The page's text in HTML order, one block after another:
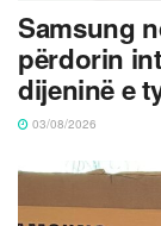
Samsung
përdorin
dijeninë e
03/08/2026